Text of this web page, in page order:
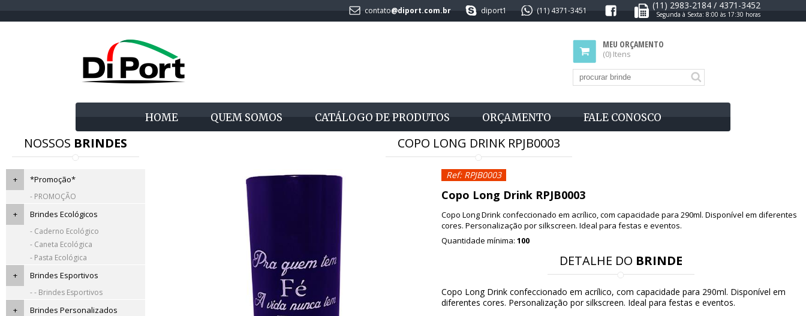
contato@diport.com.br diport1 (11) 4371-3451 (11) 2983-2184 / 4371-3452
Segunda à Sexta: 8:00 às 17:30 horas
MEU ORÇAMENTO
(0) Itens
HOME QUEM SOMOS CATÁLOGO DE PRODUTOS ORÇAMENTO FALE CONOSCO
NOSSOS BRINDES
+ *Promoção*
- PROMOÇÃO
+ Brindes Ecológicos
- Caderno Ecológico
- Caneta Ecológica
- Pasta Ecológica
+ Brindes Esportivos
- - Brindes Esportivos
+ Brindes Personalizados
COPO LONG DRINK RPJB0003
Ref: RPJB0003
Copo Long Drink RPJB0003
Copo Long Drink confeccionado em acrílico, com capacidade para 290ml. Disponível em diferentes
cores. Personalização por silkscreen. Ideal para festas e eventos.
Quantidade mínima:100
DETALHE DO BRINDE
Copo Long Drink confeccionado em acrílico, com capacidade para 290ml. Disponível em
diferentes cores. Personalização por silkscreen. Ideal para festas e eventos.